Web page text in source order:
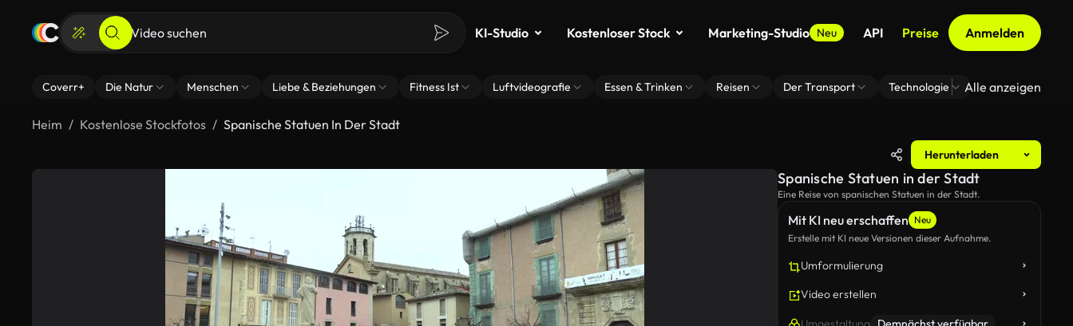
KI-Studio Kostenloser Stock Marketing-Studio Neu API Preise Anmelden
Coverr+ Die Natur Menschen Liebe & Beziehungen Fitness Ist Luftvideografie Essen & Trinken Reisen Der Transport Technologie Zoom Virtuelle
Alle anzeigen
Heim Kostenlose Stockfotos Spanische Statuen In Der Stadt
Herunterladen
Mit KI neu erschaffen Neu
Erstelle mit KI neue Versionen dieser Aufnahme.
Umformulierung
Video erstellen
Spanische Statuen in der Stadt
Eine Reise von spanischen Statuen in der Stadt.